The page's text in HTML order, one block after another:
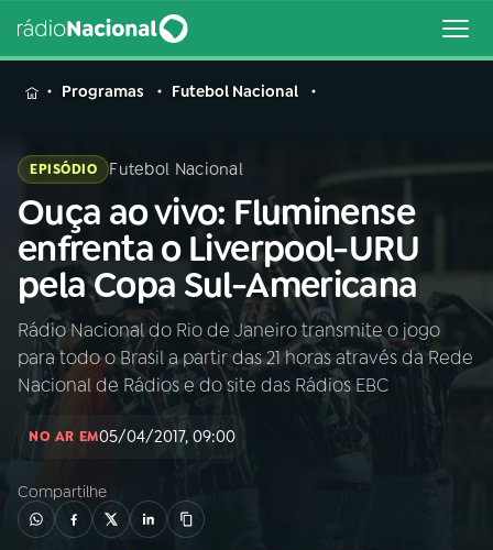
MENU
Buscar
na
Rádio
Nacional
Buscar
AO VIVO
INÍCIO
Programas Futebol Nacional
EPISÓDIO Futebol Nacional
Ouça ao vivo: Fluminense
enfrenta o Liverpool-URU
pela Copa Sul-Americana
Rádio Nacional do Rio de Janeiro transmite o jogo
para todo o Brasil a partir das 21 horas através da Rede
Nacional de Rádios e do site das Rádios EBC
NO AR EM05/04/2017, 09:00
Compartilhe